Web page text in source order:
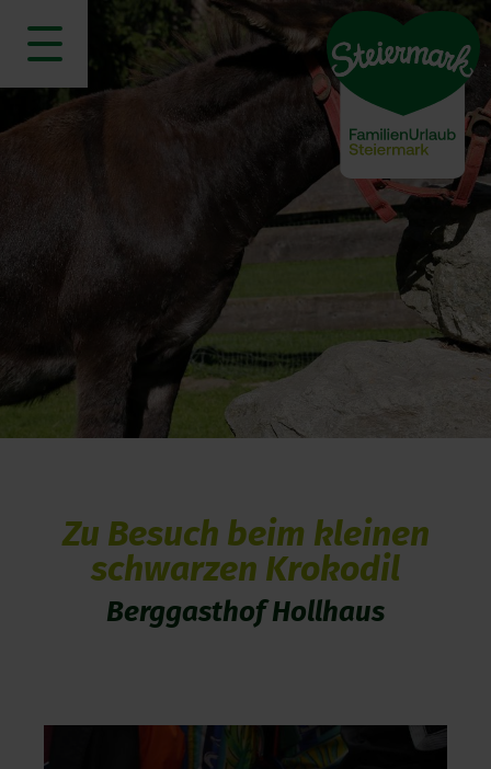
Zu Besuch beim kleinen
schwarzen Krokodil
Berggasthof Hollhaus